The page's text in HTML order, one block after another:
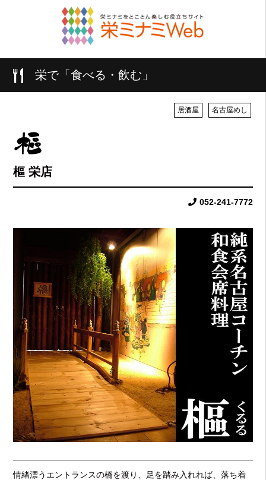
栄で「食べる・飲む」
居酒屋 名古屋めし
樞 栄店
052-241-7772
情緒漂うエントランスの橋を渡り、足を踏み入れれば、落ち着